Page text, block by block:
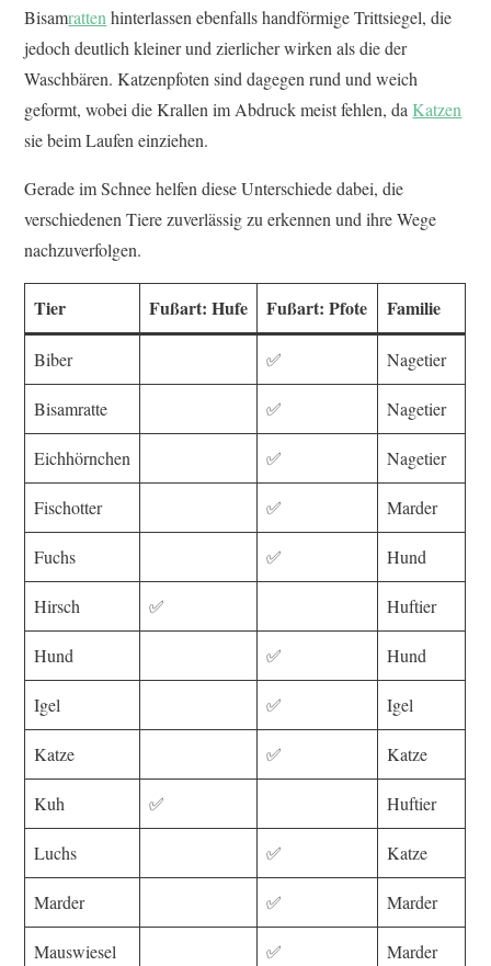
Bisamratten hinterlassen ebenfalls handförmige Trittsiegel, die
jedoch deutlich kleiner und zierlicher wirken als die der
Waschbären. Katzenpfoten sind dagegen rund und weich
geformt, wobei die Krallen im Abdruck meist fehlen, daKatzen
sie beim Laufen einziehen.
Gerade im Schnee helfen diese Unterschiede dabei, die
verschiedenen Tiere zuverlässig zu erkennen und ihre Wege
nachzuverfolgen.
Tier Fußart: Hufe Fußart: Pfote Familie
Biber ✅ Nagetier
Bisamratte ✅ Nagetier
Eichhörnchen ✅ Nagetier
Fischotter ✅ Marder
Fuchs ✅ Hund
Hirsch ✅ Huftier
Hund ✅ Hund
Igel ✅ Igel
Katze ✅ Katze
Kuh ✅ Huftier
Luchs ✅ Katze
Marder ✅ Marder
Mauswiesel ✅ Marder